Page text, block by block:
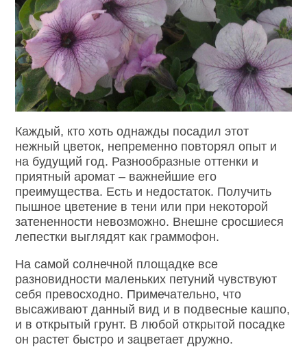
Каждый, кто хоть однажды посадил этот
нежный цветок, непременно повторял опыт и
на будущий год. Разнообразные оттенки и
приятный аромат – важнейшие его
преимущества. Есть и недостаток. Получить
пышное цветение в тени или при некоторой
затененности невозможно. Внешне сросшиеся
лепестки выглядят как граммофон.
На самой солнечной площадке все
разновидности маленьких петуний чувствуют
себя превосходно. Примечательно, что
высаживают данный вид и в подвесные кашпо,
и в открытый грунт. В любой открытой посадке
он растет быстро и зацветает дружно.